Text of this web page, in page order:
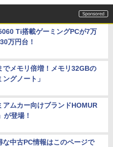
Ti搭載ゲーミングPCが7万
万円台！
でメモリ倍増！メモリ32GBの
ングノート」
アムカー向けブランドHOMUR
が登場！
な中古PC情報はこのページで